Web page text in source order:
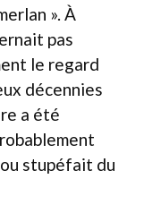
». À
pas
le regard
décennies
a été
stupéfait du